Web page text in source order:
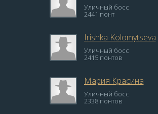
Уличный босс
2441 понт
Irishka Kolomytseva
Уличный босс
2415 понтов
Мария Красина
Уличный босс
2338 понтов